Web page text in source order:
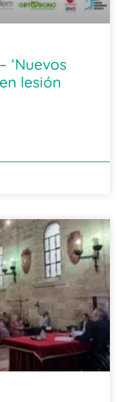
‘Nuevos
lesión